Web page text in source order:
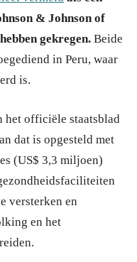
& Johnson of
gekregen. Beide
in Peru, waar
is.
het officiële staatsblad
dat is opgesteld met
(US$ 3,3 miljoen)
versterken en
en het